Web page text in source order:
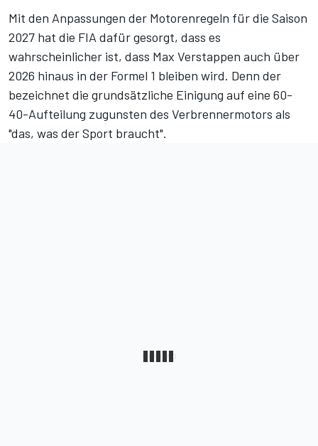
Mit den Anpassungen der Motorenregeln für die Saison
2027 hat die FIA dafür gesorgt, dass es
wahrscheinlicher ist, dass Max Verstappen auch über
2026 hinaus in der Formel 1 bleiben wird. Denn der
bezeichnet die grundsätzliche Einigung auf eine 60-
40-Aufteilung zugunsten des Verbrennermotors als
"das, was der Sport braucht".